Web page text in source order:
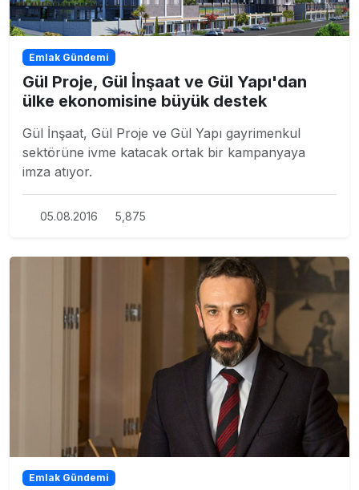
Emlak Gündemi
Gül Proje, Gül İnşaat ve Gül Yapı'dan
ülke ekonomisine büyük destek
Gül İnşaat, Gül Proje ve Gül Yapı gayrimenkul
sektörüne ivme katacak ortak bir kampanyaya
imza atıyor.
05.08.2016 5,875
Emlak Gündemi